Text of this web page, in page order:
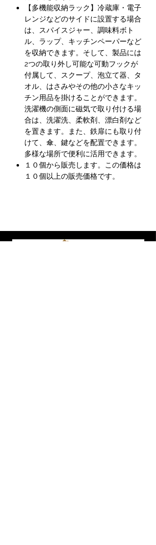
【多機能収納ラック】冷蔵庫・電子
レンジなどのサイドに設置する場合
は、スパイスジャー、調味料ボト
ル、ラップ、キッチンペーパーなど
を収納できます。そして、製品には
2つの取り外し可能な可動フックが
付属して、スクープ、泡立て器、タ
オル、はさみやその他の小さなキッ
チン用品を掛けることができます。
洗濯機の側面に磁気で取り付ける場
合は、洗濯洗、柔軟剤、漂白剤など
を置きます。また、鉄扉にも取り付
けて、傘、鍵などを配置できます。
多様な場所で便利に活用できます。
１０個から販売します。この価格は
１０個以上の販売価格です。